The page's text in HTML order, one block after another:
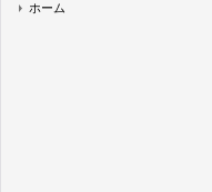
ホーム